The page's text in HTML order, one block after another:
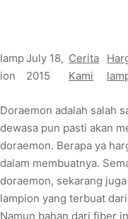
lamp
ion
July 18,
2015
Cerita
Kami
Doraemon adalah salah
dewasa pun pasti akan
doraemon. Berapa ya
dalam membuatnya.
doraemon, sekarang
lampion yang terbuat
Namun bahan dari fiber